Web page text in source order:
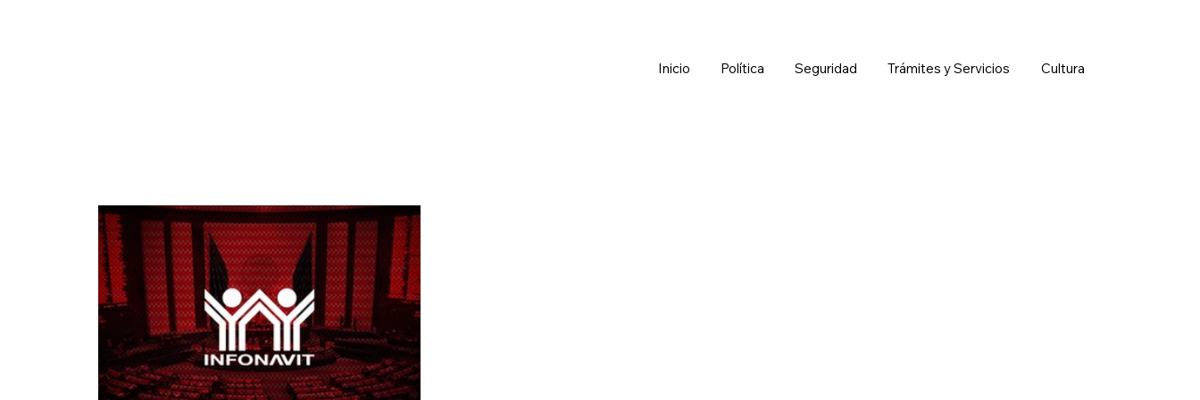
Inicio Política Seguridad Trámites y Servicios Cultura